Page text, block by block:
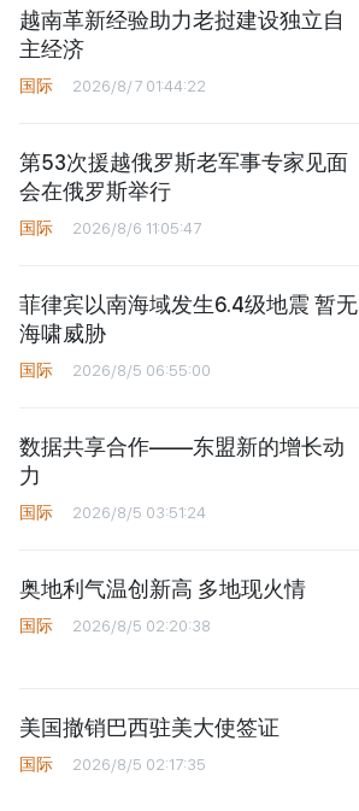
越南革新经验助力老挝建设独立自
主经济
国际 2026/8/7 01:44:22
第53次援越俄罗斯老军事专家见面
会在俄罗斯举行
国际 2026/8/6 11:05:47
菲律宾以南海域发生6.4级地震 暂无
海啸威胁
国际 2026/8/5 06:55:00
数据共享合作——东盟新的增长动
力
国际 2026/8/5 03:51:24
奥地利气温创新高 多地现火情
国际 2026/8/5 02:20:38
美国撤销巴西驻美大使签证
国际 2026/8/5 02:17:35